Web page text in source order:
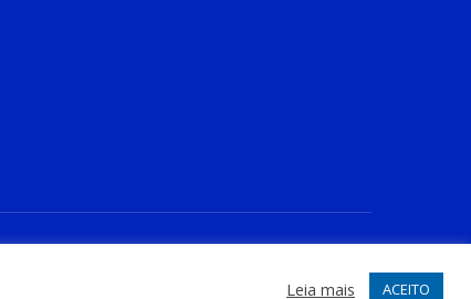
Leia mais ACEITO